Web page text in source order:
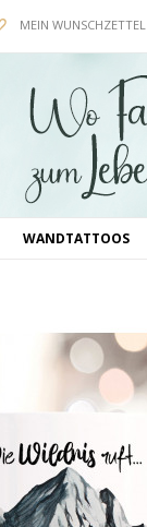
MEIN WUNSCHZETTEL
WANDTATTOOS